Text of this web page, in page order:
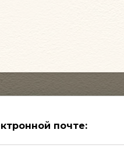
почте: